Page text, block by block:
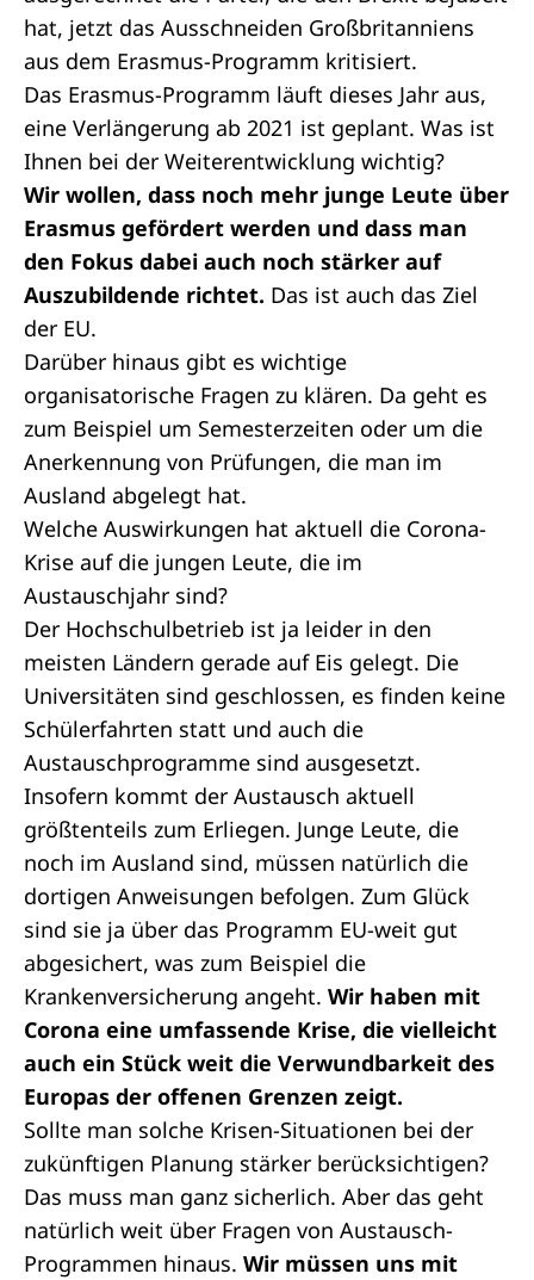
hat, jetzt das Ausschneiden Großbritanniens
aus dem Erasmus-Programm kritisiert.
Das Erasmus-Programm läuft dieses Jahr aus,
eine Verlängerung ab 2021 ist geplant. Was ist
Ihnen bei der Weiterentwicklung wichtig?
Wir wollen, dass noch mehr junge Leute über
Erasmus gefördert werden und dass man
den Fokus dabei auch noch stärker auf
Auszubildende richtet. Das ist auch das Ziel
der EU.
Darüber hinaus gibt es wichtige
organisatorische Fragen zu klären. Da geht es
zum Beispiel um Semesterzeiten oder um die
Anerkennung von Prüfungen, die man im
Ausland abgelegt hat.
Welche Auswirkungen hat aktuell die Corona-
Krise auf die jungen Leute, die im
Austauschjahr sind?
Der Hochschulbetrieb ist ja leider in den
meisten Ländern gerade auf Eis gelegt. Die
Universitäten sind geschlossen, es finden keine
Schülerfahrten statt und auch die
Austauschprogramme sind ausgesetzt.
Insofern kommt der Austausch aktuell
größtenteils zum Erliegen. Junge Leute, die
noch im Ausland sind, müssen natürlich die
dortigen Anweisungen befolgen. Zum Glück
sind sie ja über das Programm EU-weit gut
abgesichert, was zum Beispiel die
Krankenversicherung angeht. Wir haben mit
Corona eine umfassende Krise, die vielleicht
auch ein Stück weit die Verwundbarkeit des
Europas der offenen Grenzen zeigt.
Sollte man solche Krisen-Situationen bei der
zukünftigen Planung stärker berücksichtigen?
Das muss man ganz sicherlich. Aber das geht
natürlich weit über Fragen von Austausch-
Programmen hinaus. Wir müssen uns mit